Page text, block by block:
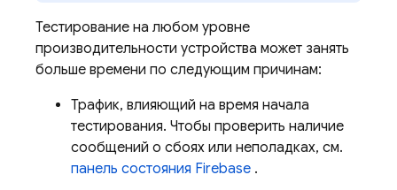
Тестирование на любом уровне
производительности устройства может занять
больше времени по следующим причинам:
Трафик, влияющий на время начала
тестирования. Чтобы проверить наличие
сообщений о сбоях или неполадках, см.
панель состояния Firebase .